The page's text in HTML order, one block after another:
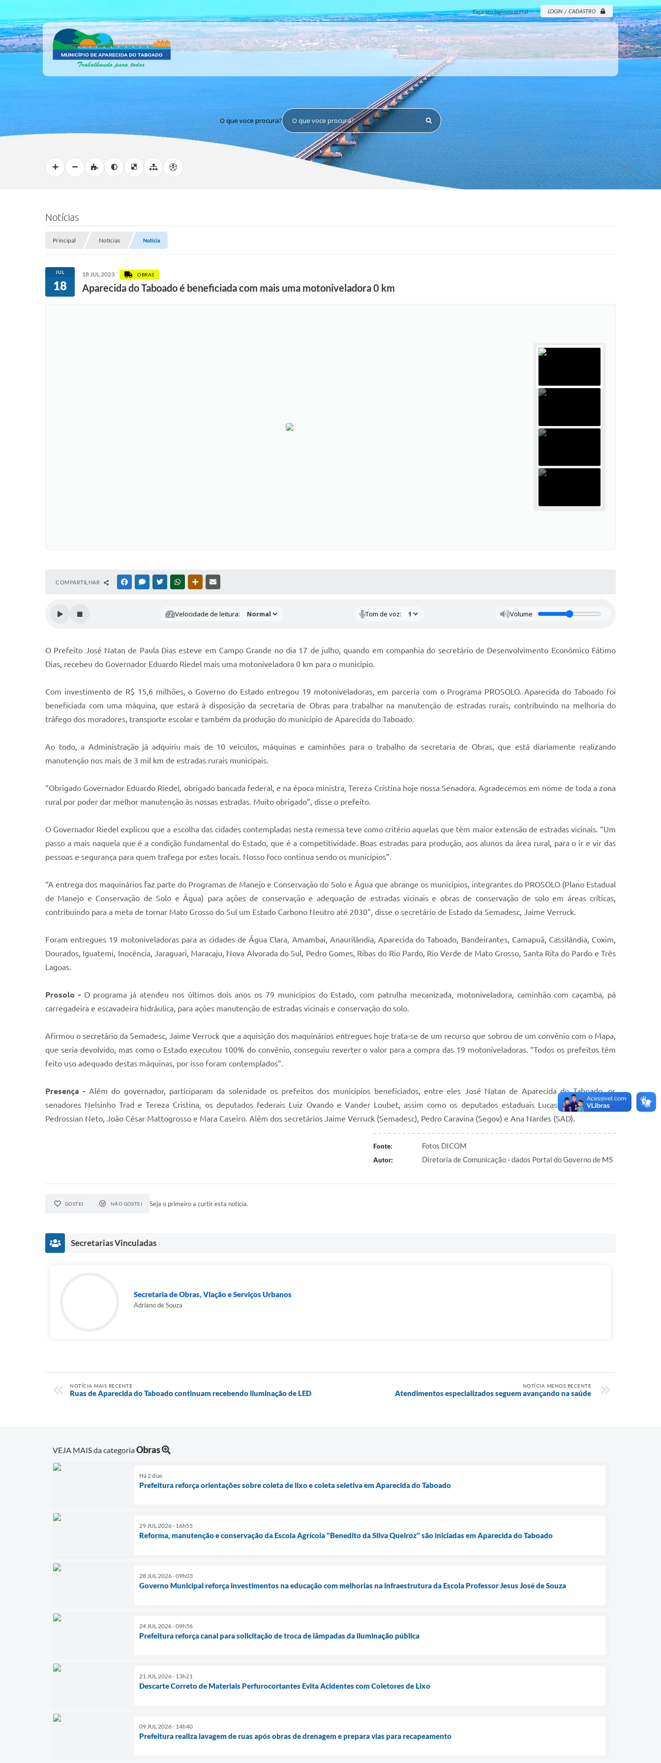
Faça seu login no portal LOGIN / CADASTRO
O que voce procura?
Notícias
Principal Notícias Notícia
JUL
18
18 JUL 2023 OBRAS
Aparecida do Taboado é beneficiada com mais uma motoniveladora 0 km
COMPARTILHAR FACEBOOKMESSENGER
TWITTERWHATSAPPOUTRAS MÍDIAS
Velocidade de leitura: Tom de voz: Volume
O Prefeito José Natan de Paula Dias esteve em Campo Grande no dia 17 de julho, quando em companhia do secretário de Desenvolvimento Econômico Fátimo
Dias, recebeu do Governador Eduardo Riedel mais uma motoniveladora 0 km para o município.
Com investimento de R$ 15,6 milhões, o Governo do Estado entregou 19 motoniveladoras, em parceria com o Programa PROSOLO. Aparecida do Taboado foi
beneficiada com uma máquina, que estará à disposição da secretaria de Obras para trabalhar na manutenção de estradas rurais, contribuindo na melhoria do
tráfego dos moradores, transporte escolar e também da produção do município de Aparecida do Taboado.
Ao todo, a Administração já adquiriu mais de 10 veículos, máquinas e caminhões para o trabalho da secretaria de Obras, que está diariamente realizando
manutenção nos mais de 3 mil km de estradas rurais municipais.
“Obrigado Governador Eduardo Riedel, obrigado bancada federal, e na época ministra, Tereza Cristina hoje nossa Senadora. Agradecemos em nome de toda a zona
rural por poder dar melhor manutenção às nossas estradas. Muito obrigado”, disse o prefeito.
O Governador Riedel explicou que a escolha das cidades contempladas nesta remessa teve como critério aquelas que têm maior extensão de estradas vicinais. “Um
passo a mais naquela que é a condição fundamental do Estado, que é a competitividade. Boas estradas para produção, aos alunos da área rural, para o ir e vir das
pessoas e segurança para quem trafega por estes locais. Nosso foco continua sendo os municípios”.
“A entrega dos maquinários faz parte do Programas de Manejo e Conservação do Solo e Água que abrange os municípios, integrantes do PROSOLO (Plano Estadual
de Manejo e Conservação de Solo e Água) para ações de conservação e adequação de estradas vicinais e obras de conservação de solo em áreas críticas,
contribuindo para a meta de tornar Mato Grosso do Sul um Estado Carbono Neutro até 2030”, disse o secretário de Estado da Semadesc, Jaime Verruck.
Foram entregues 19 motoniveladoras para as cidades de Água Clara, Amambai, Anaurilândia, Aparecida do Taboado, Bandeirantes, Camapuã, Cassilândia, Coxim,
Dourados, Iguatemi, Inocência, Jaraguari, Maracaju, Nova Alvorada do Sul, Pedro Gomes, Ribas do Rio Pardo, Rio Verde de Mato Grosso, Santa Rita do Pardo e Três
Lagoas.
Prosolo - O programa já atendeu nos últimos dois anos os 79 municípios do Estado, com patrulha mecanizada, motoniveladora, caminhão com caçamba, pá
carregadeira e escavadeira hidráulica, para ações manutenção de estradas vicinais e conservação do solo.
Afirmou o secretário da Semadesc, Jaime Verruck que a aquisição dos maquinários entregues hoje trata-se de um recurso que sobrou de um convênio com o Mapa,
que seria devolvido, mas como o Estado executou 100% do convênio, conseguiu reverter o valor para a compra das 19 motoniveladoras. “Todos os prefeitos têm
feito uso adequado destas máquinas, por isso foram contemplados”.
Presença - Além do governador, participaram da solenidade os prefeitos dos municípios beneficiados, entre eles José Natan de Aparecida do Taboado, os
senadores Nelsinho Trad e Tereza Cristina, os deputados federais Luiz Ovando e Vander Loubet, assim como os deputados estaduais Lucas de Lima, Pedro
Pedrossian Neto, João César Mattogrosso e Mara Caseiro. Além dos secretários Jaime Verruck (Semadesc), Pedro Caravina (Segov) e Ana Nardes (SAD).
Fonte: Fotos DICOM
Autor: Diretoria de Comunicação - dados Portal do Governo de MS
GOSTEI NÃO GOSTEI Seja o primeiro a curtir esta notícia.
Secretarias Vinculadas
Secretaria de Obras, Viação e Serviços Urbanos
Adriano de Souza
NOTÍCIA MAIS RECENTE
Ruas de Aparecida do Taboado continuam recebendo iluminação de LED
NOTÍCIA MENOS RECENTE
Atendimentos especializados seguem avançando na saúde
VEJA MAIS da categoriaObras
Há 2 dias
Prefeitura reforça orientações sobre coleta de lixo e coleta seletiva em Aparecida do Taboado
29 JUL 2026 - 16h55
Reforma, manutenção e conservação da Escola Agrícola "Benedito da Silva Queiroz" são iniciadas em Aparecida do Taboado
28 JUL 2026 - 09h03
Governo Municipal reforça investimentos na educação com melhorias na infraestrutura da Escola Professor Jesus José de Souza
24 JUL 2026 - 09h56
Prefeitura reforça canal para solicitação de troca de lâmpadas da iluminação pública
21 JUL 2026 - 13h21
Descarte Correto de Materiais Perfurocortantes Evita Acidentes com Coletores de Lixo
09 JUL 2026 - 14h40
Prefeitura realiza lavagem de ruas após obras de drenagem e prepara vias para recapeamento